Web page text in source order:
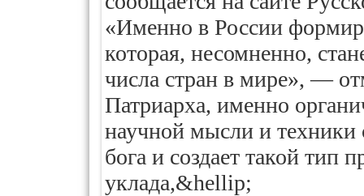
«Именно в России
которая, несомненно,
числа стран в мире», —
Патриарха, именно
научной мысли и техники
бога и создает такой тип
уклада,&hellip;